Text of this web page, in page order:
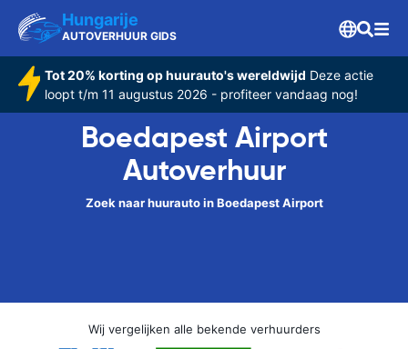
Hungarije
AUTOVERHUUR GIDS
Tot 20% korting op huurauto's wereldwijd Deze actie
loopt t/m 11 augustus 2026 - profiteer vandaag nog!
Boedapest Airport
Autoverhuur
Zoek naar huurauto in Boedapest Airport
Wij vergelijken alle bekende verhuurders